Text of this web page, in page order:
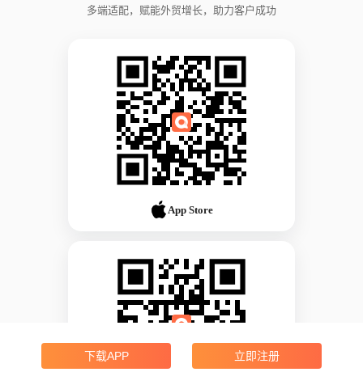
多端适配，赋能外贸增长，助力客户成功
App Store
下载APP 立即注册